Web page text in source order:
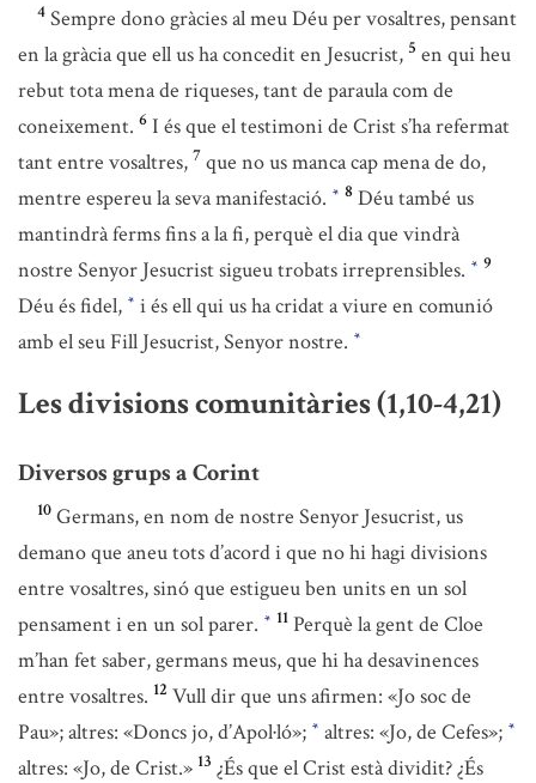
4 Sempre dono gràcies al meu Déu per vosaltres, pensant
en la gràcia que ell us ha concedit en Jesucrist, 5 en qui heu
rebut tota mena de riqueses, tant de paraula com de
coneixement. 6 I és que el testimoni de Crist s’ha refermat
tant entre vosaltres, 7 que no us manca cap mena de do,
mentre espereu la seva manifestació. * 8 Déu també us
mantindrà ferms fins a la fi, perquè el dia que vindrà
nostre Senyor Jesucrist sigueu trobats irreprensibles. * 9
Déu és fidel, * i és ell qui us ha cridat a viure en comunió
amb el seu Fill Jesucrist, Senyor nostre. *
Les divisions comunitàries (1,10-4,21)
Diversos grups a Corint
10 Germans, en nom de nostre Senyor Jesucrist, us
demano que aneu tots d’acord i que no hi hagi divisions
entre vosaltres, sinó que estigueu ben units en un sol
pensament i en un sol parer. * 11 Perquè la gent de Cloe
m’han fet saber, germans meus, que hi ha desavinences
entre vosaltres. 12 Vull dir que uns afirmen: «Jo soc de
Pau»; altres: «Doncs jo, d’Apol·ló»; * altres: «Jo, de Cefes»; *
altres: «Jo, de Crist.» 13 ¿És que el Crist està dividit? ¿És